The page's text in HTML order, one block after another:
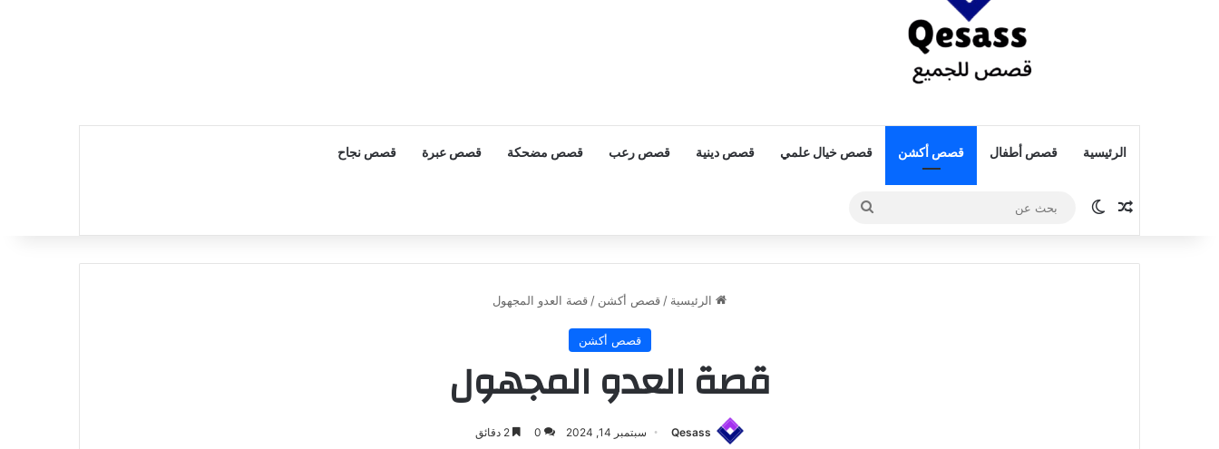
الرئيسية قصص أطفال قصص أكشن قصص خيال علمي قصص دينية قصص رعب قصص مضحكة قصص عبرة قصص نجاح
مقال عشوائي
الوضع المظلم
بحث
عن
الرئيسية / قصص أكشن / قصة العدو المجهول
قصص أكشن
قصة العدو المجهول
Qesass سبتمبر 14, 2024 0